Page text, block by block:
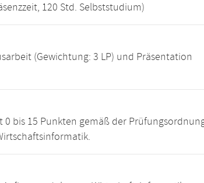
120 Std. Selbststudium)
(Gewichtung: 3 LP) und Präsentation
bis 15 Punkten gemäß der